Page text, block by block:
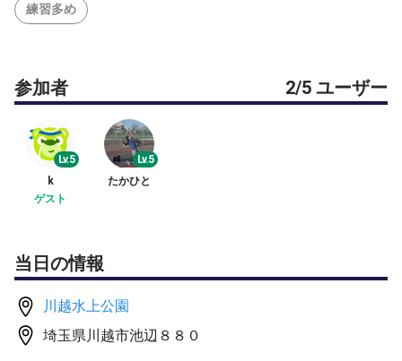
練習多め
参加者 2/5 ユーザー
Lv.5
k
ゲスト
Lv.5
たかひと
当日の情報
川越水上公園
埼玉県川越市池辺８８０